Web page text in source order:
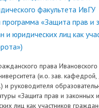
факультета ИвГУ
программа «Защита прав и
и юридических лиц как
права Ивановского
(и.о. зав.
и руководителя
«Защита прав и законных
лиц как участников